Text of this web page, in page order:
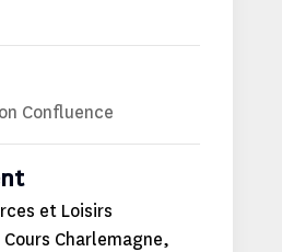
Confluence
et Loisirs
Cours Charlemagne,